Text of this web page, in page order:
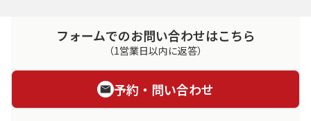
フォームでのお問い合わせはこちら
（1営業日以内に返答）
予約・問い合わせ